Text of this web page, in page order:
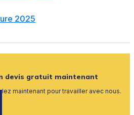
2025
devis gratuit maintenant
maintenant pour travailler avec nous.